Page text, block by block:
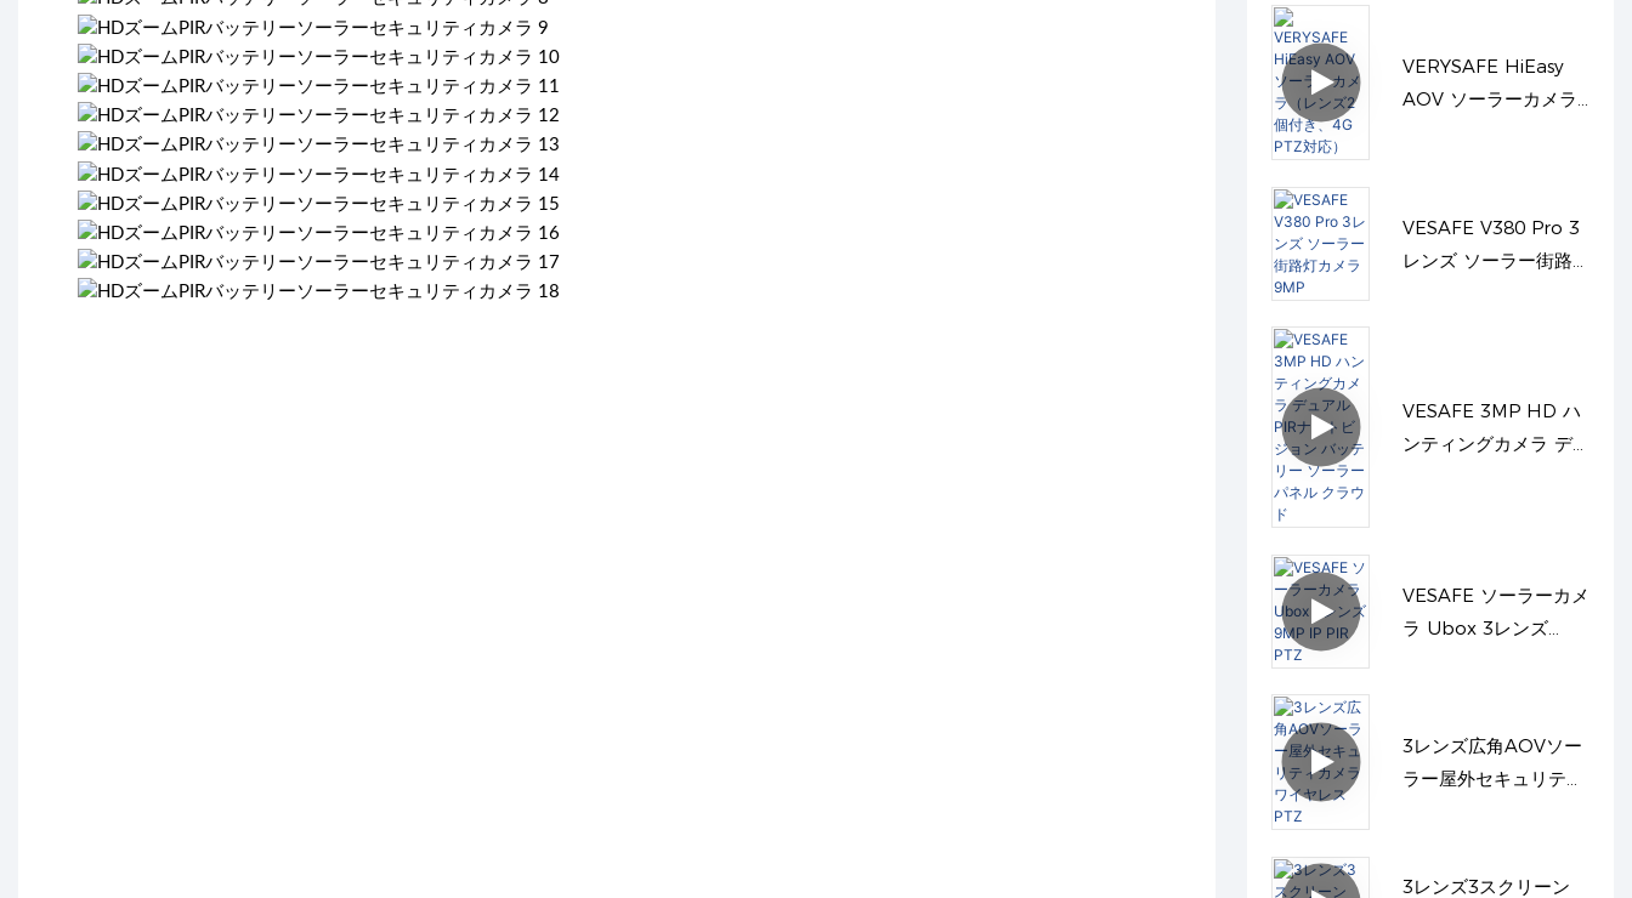
VERYSAFE HiEasy
AOV ソーラーカメラ
VESAFE V380 Pro 3
レンズ ソーラー街路
VESAFE 3MP HD ハ
ンティングカメラ デ
VESAFE ソーラーカメ
ラ Ubox 3レンズ
3レンズ広角AOVソー
ラー屋外セキュリティ
3レンズ3スクリーン